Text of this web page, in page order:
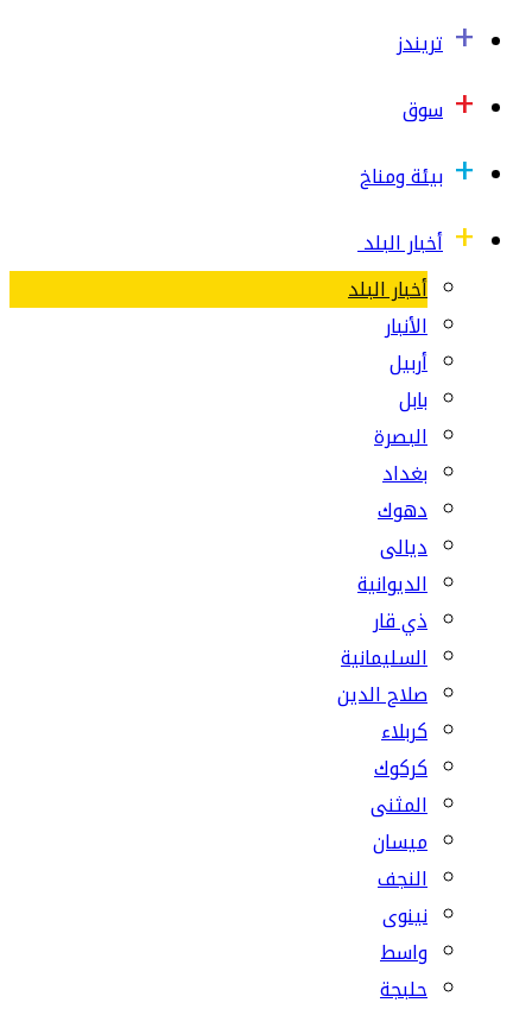
تريندز
سوق
بيئة ومناخ
أخبار البلد
أخبار البلد
الأنبار
أربيل
بابل
البصرة
بغداد
دهوك
ديالى
الديوانية
ذي قار
السليمانية
صلاح الدين
كربلاء
كركوك
المثنى
ميسان
النجف
نينوى
واسط
حلبجة